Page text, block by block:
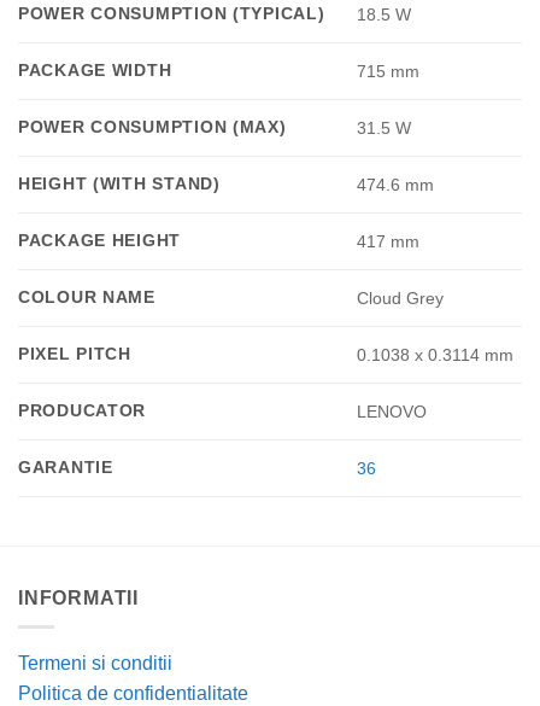
POWER CONSUMPTION (TYPICAL) 18.5 W
PACKAGE WIDTH 715 mm
POWER CONSUMPTION (MAX) 31.5 W
HEIGHT (WITH STAND) 474.6 mm
PACKAGE HEIGHT 417 mm
COLOUR NAME Cloud Grey
PIXEL PITCH 0.1038 x 0.3114 mm
PRODUCATOR LENOVO
GARANTIE 36
INFORMATII
Termeni si conditii
Politica de confidentialitate